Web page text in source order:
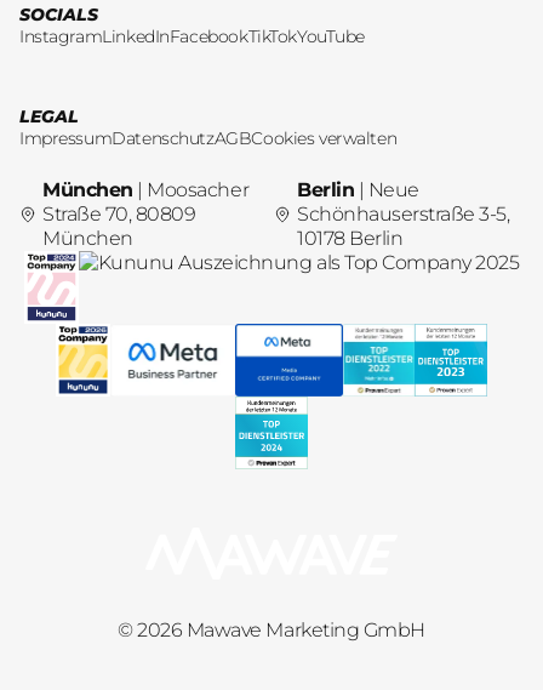
SOCIALS
InstagramLinkedInFacebookTikTokYouTube
LEGAL
ImpressumDatenschutzAGBCookies verwalten
München | Moosacher
Straße 70, 80809
München
Berlin | Neue
Schönhauserstraße 3-5,
10178 Berlin
© 2026 Mawave Marketing GmbH